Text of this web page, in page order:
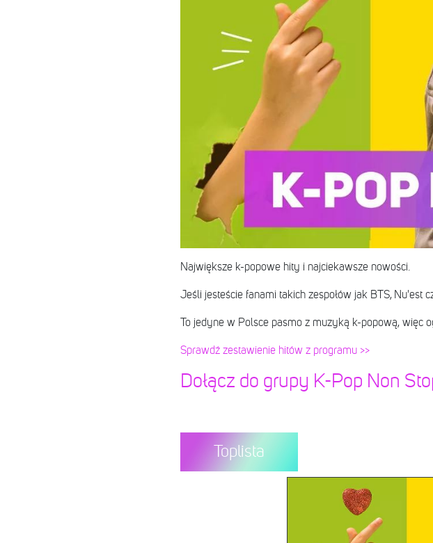
Największe k-popowe hity i najciekawsze nowości.
Jeśli jesteście fanami takich zespołów jak BTS, Nu'est
To jedyne w Polsce pasmo z muzyką k-popową, więc
Sprawdź zestawienie hitów z programu >>
Dołącz do grupy K-Pop Non
Toplista